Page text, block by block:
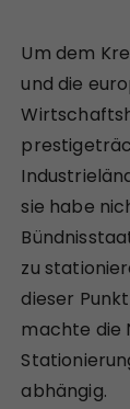
Um dem
und die
sie habe
zu
dieser
machte die
abhängig.